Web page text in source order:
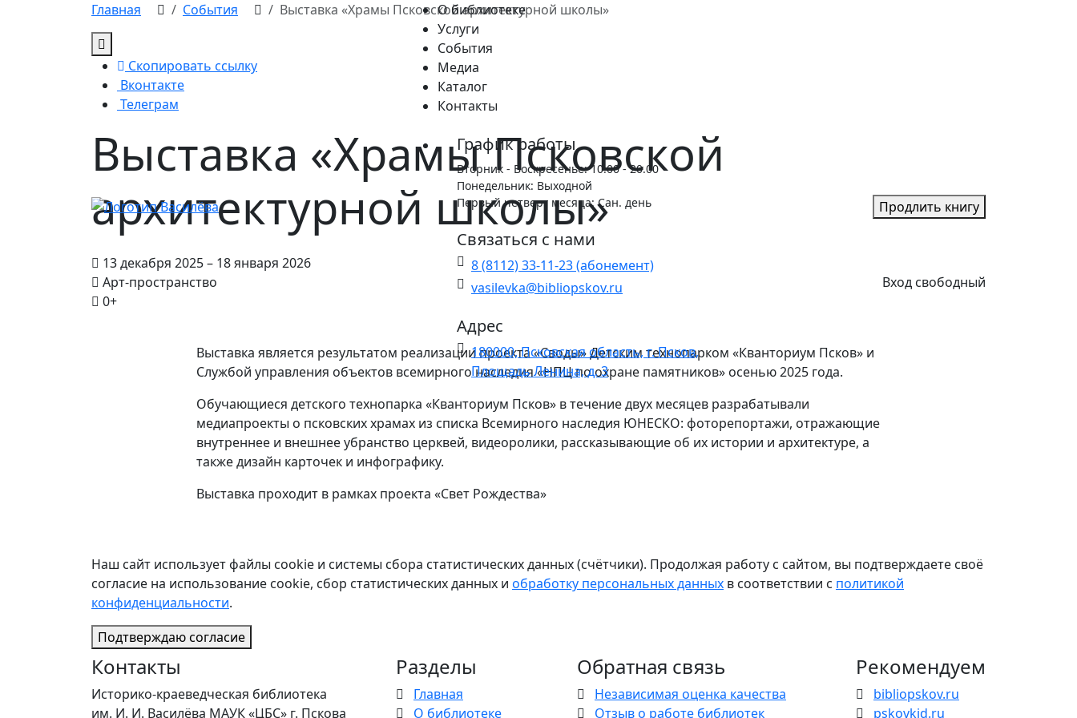
О библиотеке
Услуги
События
Медиа
Каталог
Контакты
График работы
Вторник - Воскресенье: 10.00 - 20.00
Понедельник: Выходной
Первый четверг месяца: Сан. день
Связаться с нами
8 (8112) 33-11-23 (абонемент)
vasilevka@bibliopskov.ru
Адрес
180000, Псковская область, г. Псков,
Площадь Ленина, д. 3
Продлить книгу
Главная События Выставка «Храмы Псковской архитектурной школы»
Скопировать ссылку
Вконтакте
Телеграм
Выставка «Храмы Псковской
архитектурной школы»
13 декабря 2025 – 18 января 2026
Арт-пространство
0+
Вход свободный
Выставка является результатом реализации проекта «Своды» Детским технопарком «Кванториум Псков» и
Службой управления объектов всемирного наследия «НПЦ по охране памятников» осенью 2025 года.
Обучающиеся детского технопарка «Кванториум Псков» в течение двух месяцев разрабатывали
медиапроекты о псковских храмах из списка Всемирного наследия ЮНЕСКО: фоторепортажи, отражающие
внутреннее и внешнее убранство церквей, видеоролики, рассказывающие об их истории и архитектуре, а
также дизайн карточек и инфографику.
Выставка проходит в рамках проекта «Свет Рождества»
Наш сайт использует файлы cookie и системы сбора статистических данных (счётчики). Продолжая работу с сайтом, вы подтверждаете своё
согласие на использование cookie, сбор статистических данных и обработку персональных данных в соответствии с политикой
конфиденциальности.
Подтверждаю согласие
Контакты
Историко-краеведческая библиотека
им. И. И. Василёва МАУК «ЦБС» г. Пскова
Разделы
Главная
О библиотеке
Обратная связь
Независимая оценка качества
Отзыв о работе библиотек
Рекомендуем
bibliopskov.ru
pskovkid.ru